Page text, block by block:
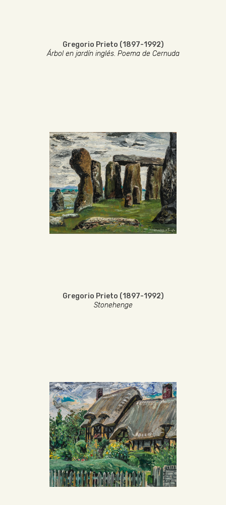
Gregorio Prieto (1897-1992)
Árbol en jardín inglés. Poema de Cernuda
Gregorio Prieto (1897-1992)
Stonehenge